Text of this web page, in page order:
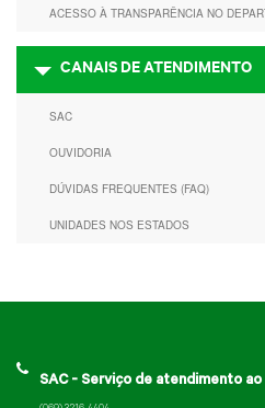
ACESSO À TRANSPARÊNCIA NO
CANAIS DE ATENDIMENTO
SAC
OUVIDORIA
DÚVIDAS FREQUENTES (FAQ)
UNIDADES NOS ESTADOS
SAC - Serviço de atendimento ao